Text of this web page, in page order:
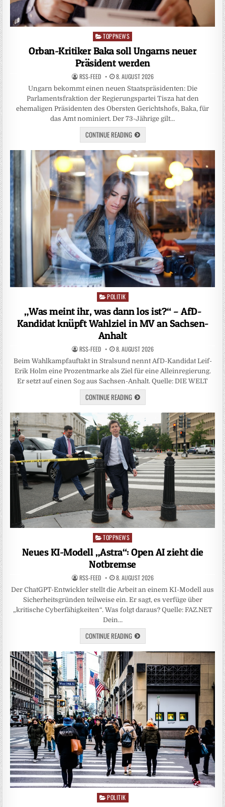
Posted
in
TOPPNEWS
Orban-Kritiker Baka soll Ungarns neuer
Präsident werden
RSS-FEED 8. AUGUST 2026
Ungarn bekommt einen neuen Staatspräsidenten: Die
Parlamentsfraktion der Regierungspartei Tisza hat den
ehemaligen Präsidenten des Obersten Gerichtshofs, Baka, für
das Amt nominiert. Der 73-Jährige gilt…
CONTINUE READING
Posted
POLITIK
„Was meint ihr, was dann los ist?“ – AfD-
Kandidat knüpft Wahlziel in MV an Sachsen-
Anhalt
RSS-FEED 8. AUGUST 2026
Beim Wahlkampfauftakt in Stralsund nennt AfD-Kandidat Leif-
Erik Holm eine Prozentmarke als Ziel für eine Alleinregierung.
Er setzt auf einen Sog aus Sachsen-Anhalt. Quelle: DIE WELT
CONTINUE READING
Posted
in
TOPPNEWS
Neues KI-Modell „Astra“: Open AI zieht die
Notbremse
RSS-FEED 8. AUGUST 2026
Der ChatGPT-Entwickler stellt die Arbeit an einem KI-Modell aus
Sicherheitsgründen teilweise ein. Er sagt, es verfüge über
„kritische Cyberfähigkeiten“. Was folgt daraus? Quelle: FAZ.NET
Dein…
CONTINUE READING
Posted
POLITIK